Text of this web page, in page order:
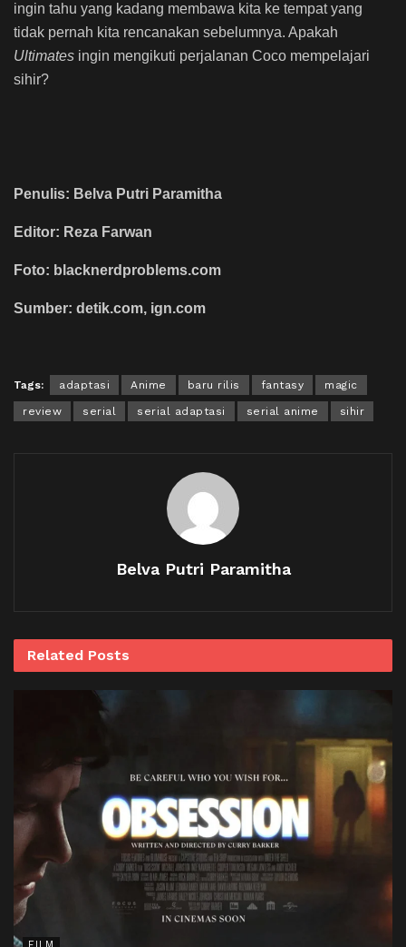
ingin tahu yang kadang membawa kita ke tempat yang
tidak pernah kita rencanakan sebelumnya. Apakah
Ultimates ingin mengikuti perjalanan Coco mempelajari
sihir?
Penulis: Belva Putri Paramitha
Editor: Reza Farwan
Foto: blacknerdproblems.com
Sumber: detik.com, ign.com
Tags: adaptasi Anime baru rilis fantasy magic
review serial serial adaptasi serial anime sihir
Belva Putri Paramitha
Related Posts